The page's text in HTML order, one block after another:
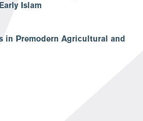
Islam
in Premodern Agricultural and